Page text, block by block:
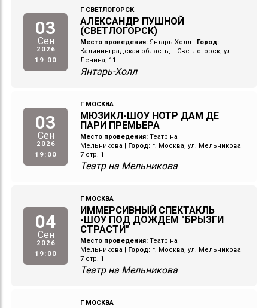
03
Сен
2026
19:00
Г СВЕТЛОГОРСК
АЛЕКСАНДР ПУШНОЙ
(СВЕТЛОГОРСК)
Место проведения: Янтарь-Холл
Город:
Калининградская область, г.Светлогорск, ул.
Ленина, 11
Янтарь-Холл
03
Сен
2026
19:00
Г МОСКВА
МЮЗИКЛ-ШОУ НОТР ДАМ ДЕ
ПАРИ ПРЕМЬЕРА
Место проведения: Театр на
Мельникова
Город: г. Москва, ул. Мельникова
7 стр. 1
Театр на Мельникова
04
Сен
2026
19:00
Г МОСКВА
ИММЕРСИВНЫЙ СПЕКТАКЛЬ
-ШОУ ПОД ДОЖДЕМ "БРЫЗГИ
СТРАСТИ"
Место проведения: Театр на
Мельникова
Город: г. Москва, ул. Мельникова
7 стр. 1
Театр на Мельникова
Г МОСКВА